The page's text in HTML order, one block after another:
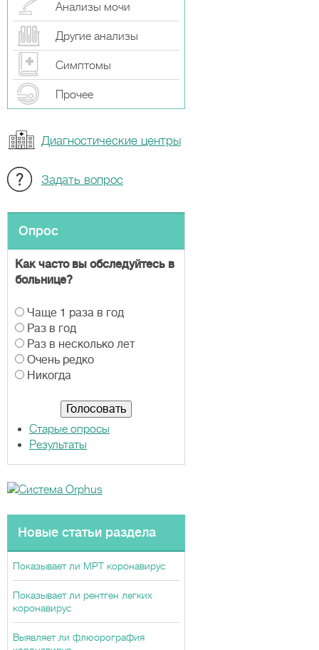
Анализы мочи
Другие анализы
Симптомы
Прочeе
Диагностические центры
Задать вопрос
Опрос
Как часто вы обследуйтесь в
больнице?
В
а
р
и
а
Чаще 1 раза в год
Раз в год
Раз в несколько лет
Очень редко
Никогда
Старые опросы
Результаты
Новые статьи раздела
Показывает ли МРТ коронавирус
Показывает ли рентген легких
коронавирус
Выявляет ли флюорография